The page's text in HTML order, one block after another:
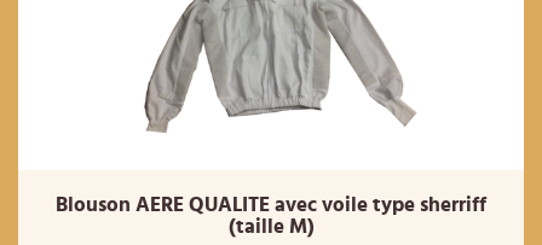
Blouson AERE QUALITE avec voile type sherriff
(taille M)